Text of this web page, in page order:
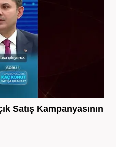
Satış Kampanyasının